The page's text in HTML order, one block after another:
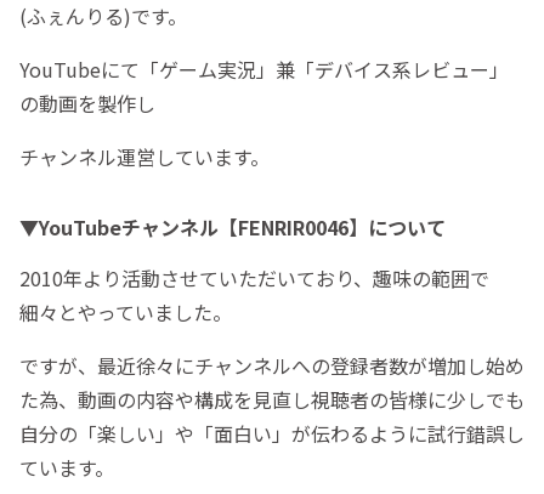
(ふぇんりる)です。
YouTubeにて「ゲーム実況」兼「デバイス系レビュー」
の動画を製作し
チャンネル運営しています。
▼YouTubeチャンネル【FENRIR0046】について
2010年より活動させていただいており、趣味の範囲で
細々とやっていました。
ですが、最近徐々にチャンネルへの登録者数が増加し始め
た為、動画の内容や構成を見直し視聴者の皆様に少しでも
自分の「楽しい」や「面白い」が伝わるように試行錯誤し
ています。